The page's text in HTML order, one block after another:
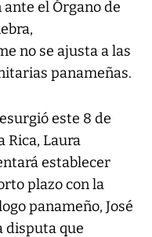
el Órgano de
no se ajusta a las
panameñas.
este 8 de
Rica, Laura
establecer
plazo con la
panameño, José
disputa que